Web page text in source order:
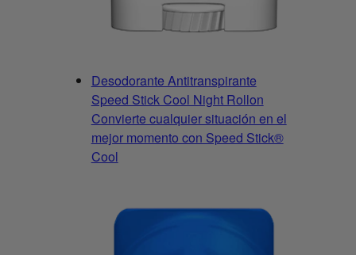
Desodorante Antitranspirante
Speed Stick Cool Night Rollon
Convierte cualquier situación en el
mejor momento con Speed Stick®
Cool